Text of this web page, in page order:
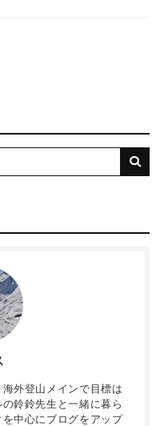
外登山メインで目標は
鈴鈴先生と一緒に暮ら
中心にブログをアップ